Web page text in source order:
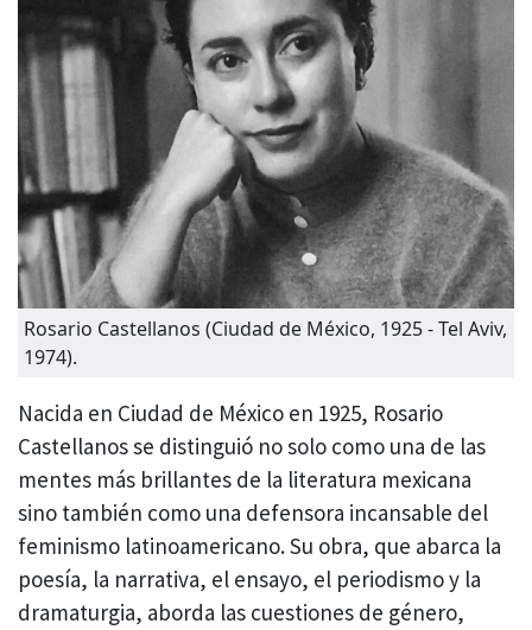
Rosario Castellanos (Ciudad de México, 1925 - Tel Aviv,
1974).
Nacida en Ciudad de México en 1925, Rosario
Castellanos se distinguió no solo como una de las
mentes más brillantes de la literatura mexicana
sino también como una defensora incansable del
feminismo latinoamericano. Su obra, que abarca la
poesía, la narrativa, el ensayo, el periodismo y la
dramaturgia, aborda las cuestiones de género,